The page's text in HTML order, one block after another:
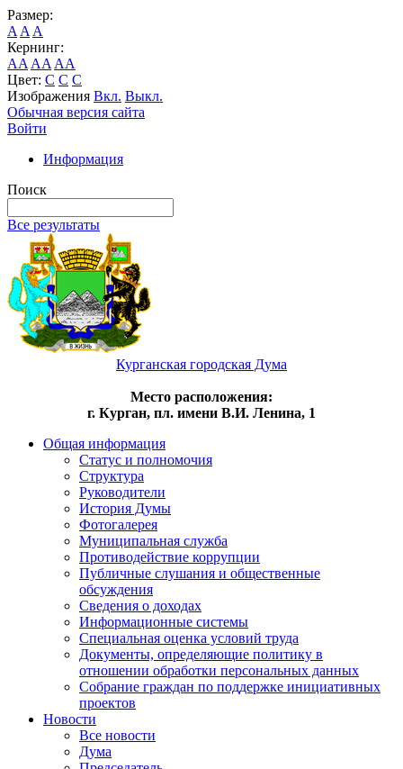
Размер:
A A A
Кернинг:
AA AA AA
Цвет: C C C
Изображения Вкл. Выкл.
Обычная версия сайта
Войти
Информация
Поиск
Все результаты
Курганская городская Дума
Место расположения:
г. Курган, пл. имени В.И. Ленина, 1
Общая информация
Статус и полномочия
Структура
Руководители
История Думы
Фотогалерея
Муниципальная служба
Противодействие коррупции
Публичные слушания и общественные
обсуждения
Сведения о доходах
Информационные системы
Специальная оценка условий труда
Документы, определяющие политику в
отношении обработки персональных данных
Собрание граждан по поддержке инициативных
проектов
Новости
Все новости
Дума